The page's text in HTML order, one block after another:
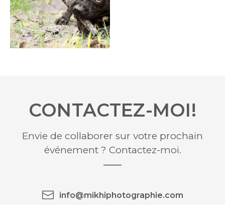
Portrait
CONTACTEZ-MOI!
Envie de collaborer sur votre prochain
événement ? Contactez-moi.
info@mikhiphotographie.com